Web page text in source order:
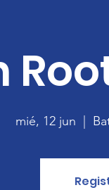
mié, 12 jun